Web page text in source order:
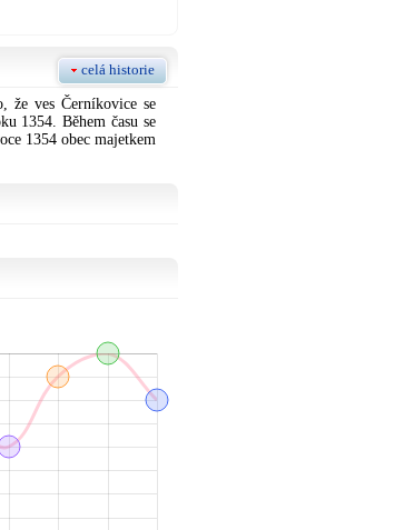
celá historie
že ves Černíkovice se
1354. Během času se
1354 obec majetkem